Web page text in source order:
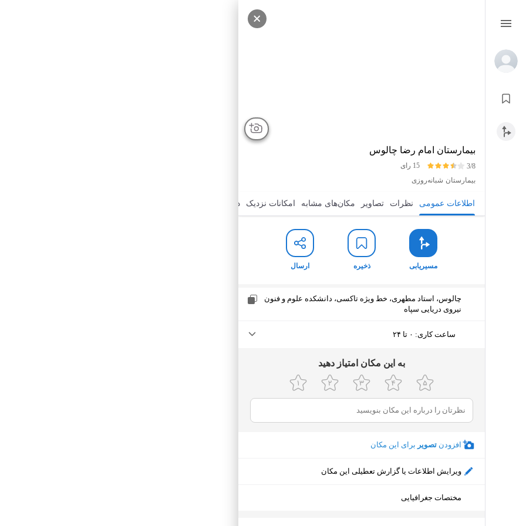
بیمارستان امام رضا چالوس
3/8
15 رای
بیمارستان شبانه‌روزی
اطلاعات عمومی نظرات تصاویر مکان‌های مشابه امکانات نزدیک درباره
مسیریابی ذخیره ارسال
چالوس، استاد مطهری، خط ویژه تاکسی، دانشکده علوم و فنون
نیروی دریایی سپاه
ساعت کاری: ۰ تا ۲۴
جمعه
دوشنبه
سه‌شنبه
ﺑﻪ اﯾﻦ ﻣﮑﺎن اﻣﺘﯿﺎز دﻫﯿﺪ
افزودن تصویر برای این مکان
ویرایش اطلاعات یا گزارش تعطیلی این مکان
مختصات جغرافیایی